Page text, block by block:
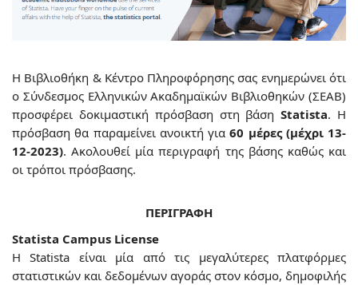
Η Βιβλιοθήκη & Κέντρο Πληροφόρησης σας ενημερώνει ότι
ο Σύνδεσμος Ελληνικών Ακαδημαϊκών Βιβλιοθηκών (ΣΕΑΒ)
προσφέρει δοκιμαστική πρόσβαση στη βάσηStatista. Η
πρόσβαση θα παραμείνει ανοικτή για60 μέρες (μέχρι 13-
12-2023). Ακολουθεί μία περιγραφή της βάσης καθώς και
οι τρόποι πρόσβασης.
ΠΕΡΙΓΡΑΦΗ
Statista Campus License
Η Statista είναι μία από τις μεγαλύτερες πλατφόρμες
στατιστικών και δεδομένων αγοράς στον κόσμο, δημοφιλής